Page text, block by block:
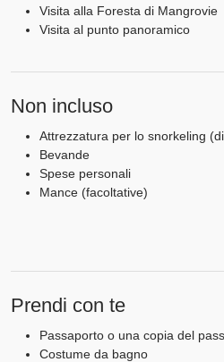
Visita alla Foresta di Mangrovie
Visita al punto panoramico
Non incluso
Attrezzatura per lo snorkeling
Bevande
Spese personali
Mance (facoltative)
Prendi con te
Passaporto o una copia del
Costume da bagno